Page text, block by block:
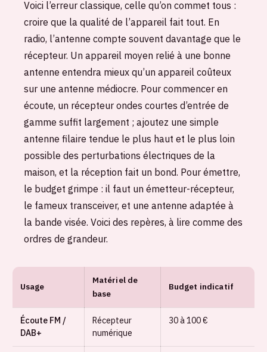
Voici l’erreur classique, celle qu’on commet tous :
croire que la qualité de l’appareil fait tout. En
radio, l’antenne compte souvent davantage que le
récepteur. Un appareil moyen relié à une bonne
antenne entendra mieux qu’un appareil coûteux
sur une antenne médiocre. Pour commencer en
écoute, un récepteur ondes courtes d’entrée de
gamme suffit largement ; ajoutez une simple
antenne filaire tendue le plus haut et le plus loin
possible des perturbations électriques de la
maison, et la réception fait un bond. Pour émettre,
le budget grimpe : il faut un émetteur-récepteur,
le fameux transceiver, et une antenne adaptée à
la bande visée. Voici des repères, à lire comme des
ordres de grandeur.
Usage
Matériel de
base
Budget indicatif
Écoute FM /
DAB+
Récepteur
numérique
30 à 100 €